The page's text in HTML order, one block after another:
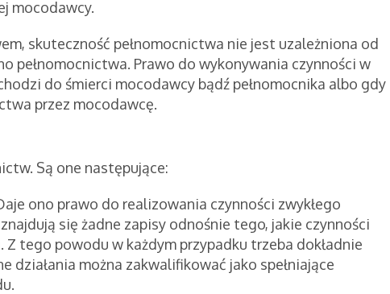
mocodawcy.
skuteczność pełnomocnictwa nie jest uzależniona od
pełnomocnictwa. Prawo do wykonywania czynności w
do śmierci mocodawcy bądź pełnomocnika albo gdy
przez mocodawcę.
Są one następujące:
ono prawo do realizowania czynności zwykłego
się żadne zapisy odnośnie tego, jakie czynności
tego powodu w każdym przypadku trzeba dokładnie
działania można zakwalifikować jako spełniające